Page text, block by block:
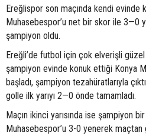
Ereğlispor son maçında kendi evinde
Muhasebespor’u net bir skor ile 3—0
şampiyon oldu.
Ereğli’de futbol için çok elverişli
şampiyon evinde konuk ettiği Konya
başladı, şampiyon tezahüratlarıyla
golle ilk yarıyı 2—0 önde tamamladı.
Maçın ikinci yarısında ise şampiyon
Muhasebespor’u 3-0 yenerek